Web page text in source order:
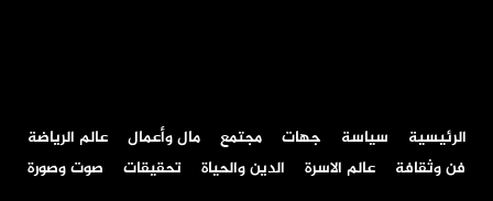
الرئيسية سياسة جهات مجتمع مال وأعمال
عالم الرياضة
فن وثقافة
عالم الاسرة الدين والحياة تحقيقات صوت وصورة